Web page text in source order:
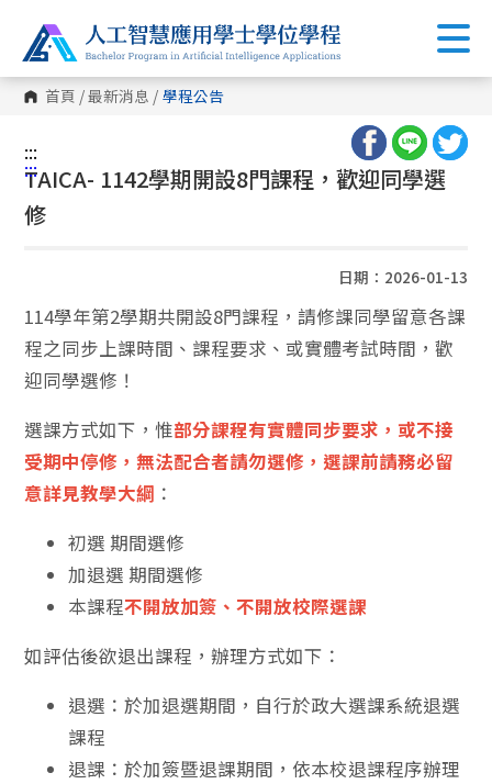
首頁 /最新消息 / 學程公告
:::
:::
TAICA- 1142學期開設8門課程，歡迎同學選
修
日期：2026-01-13
114學年第2學期共開設8門課程，請修課同學留意各課
程之同步上課時間、課程要求、或實體考試時間，歡
迎同學選修！
選課方式如下，惟部分課程有實體同步要求，或不接
受期中停修，無法配合者請勿選修，選課前請務必留
意詳見教學大綱 ：
初選 期間選修
加退選 期間選修
本課程不開放加簽、不開放校際選課
如評估後欲退出課程，辦理方式如下：
退選：於加退選期間，自行於政大選課系統退選
課程
退課：於加簽暨退課期間，依本校退課程序辦理